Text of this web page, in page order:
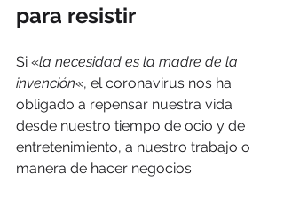
para resistir
Si «la necesidad es la madre de la
invención«, el coronavirus nos ha
obligado a repensar nuestra vida
desde nuestro tiempo de ocio y de
entretenimiento, a nuestro trabajo o
manera de hacer negocios.